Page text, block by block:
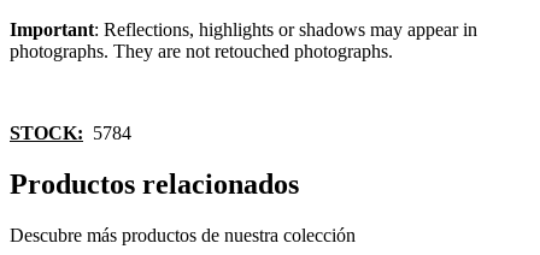
Important: Reflections, highlights or shadows may appear in
photographs. They are not retouched photographs.
STOCK: 5784
Productos relacionados
Descubre más productos de nuestra colección